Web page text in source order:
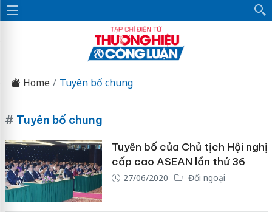
Home Tuyên bố chung
# Tuyên bố chung
Tuyên bố của Chủ tịch Hội nghị
cấp cao ASEAN lần thứ 36
27/06/2020 Đối ngoại